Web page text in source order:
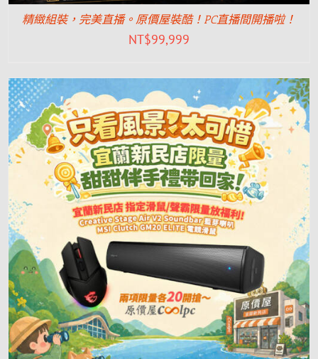
精緻組裝，完美直播。原價屋裝酷！PC直播間開播啦！
NT$99,999